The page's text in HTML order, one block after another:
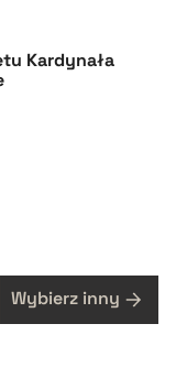
Kardynała
Wybierz inny